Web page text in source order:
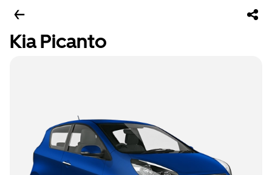
Kia Picanto